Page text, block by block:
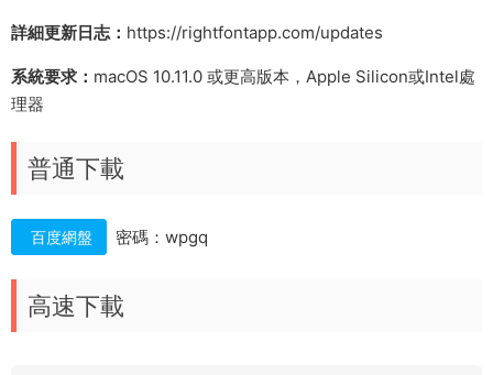
詳細更新日志： https://rightfontapp.com/updates
系統要求： macOS 10.11.0 或更高版本，Apple Silicon或Intel處
理器
普通下載
百度網盤 密碼：wpgq
高速下載